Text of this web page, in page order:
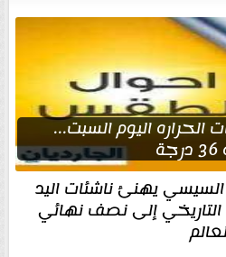
اليوم السبت...
يهنئ ناشئات اليد
التاريخي إلى نصف نهائي